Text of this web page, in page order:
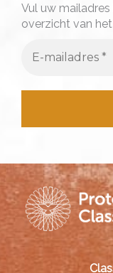
Vul uw
overzicht van